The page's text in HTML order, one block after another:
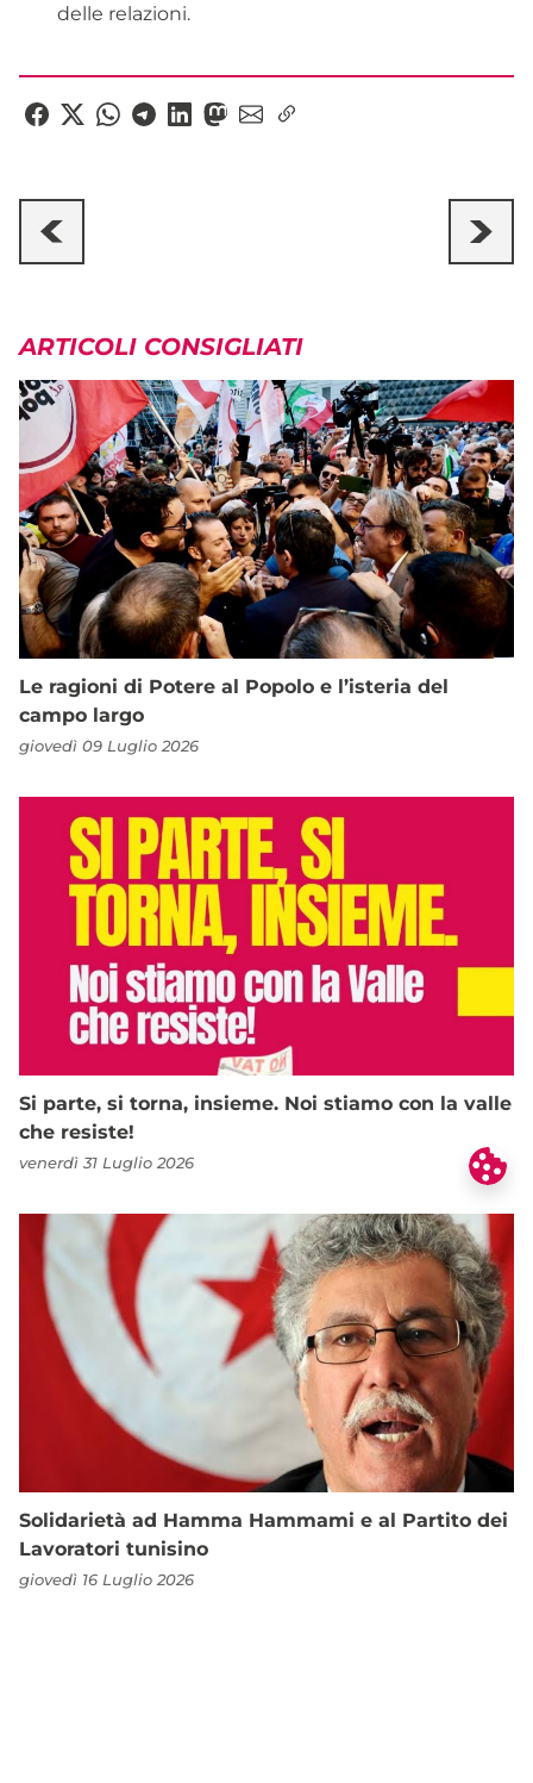
delle relazioni.
ARTICOLI CONSIGLIATI
Le ragioni di Potere al Popolo e l’isteria del
campo largo
giovedì 09 Luglio 2026
Si parte, si torna, insieme. Noi stiamo con la valle
che resiste!
venerdì 31 Luglio 2026
Solidarietà ad Hamma Hammami e al Partito dei
Lavoratori tunisino
giovedì 16 Luglio 2026